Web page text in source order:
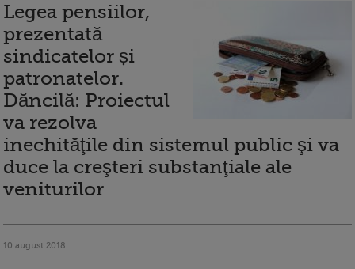
Legea pensiilor,
prezentată
sindicatelor și
patronatelor.
Dăncilă: Proiectul
va rezolva
inechităţile din sistemul public şi va
duce la creşteri substanţiale ale
veniturilor
10 august 2018